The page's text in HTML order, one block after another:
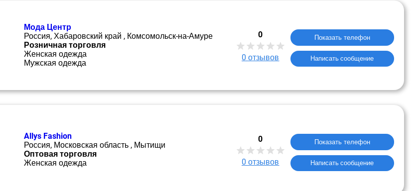
Мода Центр
Россия, Хабаровский край , Комсомольск-на-Амуре
Розничная торговля
Женская одежда
Мужская одежда
0
0 отзывов
Показать телефон
Написать сообщение
Allys Fashion
Россия, Московская область , Мытищи
Оптовая торговля
Женская одежда
0
0 отзывов
Показать телефон
Написать сообщение